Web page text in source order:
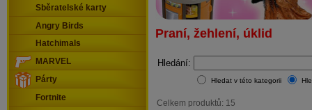
Praní, žehlení, úklid
Hledání:
Hledat v této kategorii
Celkem produktů: 15
Sběratelské karty
Angry Birds
Hatchimals
MARVEL
Párty
Fortnite